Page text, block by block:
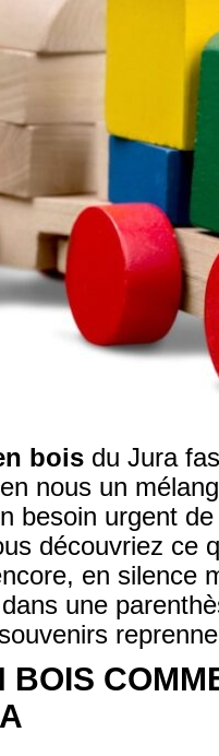
bois du Jura
nous un
besoin urgent
découvriez ce
en silence
une
BOIS